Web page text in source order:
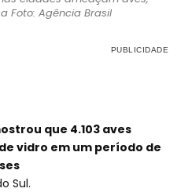
Foto: Agência Brasil
que 4.103 aves
vidro em um período de
Sul.